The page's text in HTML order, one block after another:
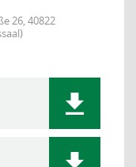
26, 40822